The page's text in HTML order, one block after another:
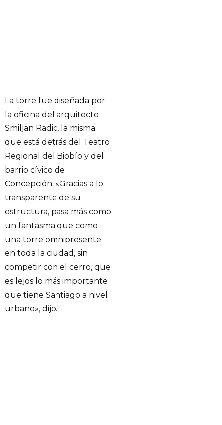
La torre fue diseñada por
la oficina del arquitecto
Smiljan Radic, la misma
que está detrás del Teatro
Regional del Biobío y del
barrio cívico de
Concepción. «Gracias a lo
transparente de su
estructura, pasa más como
un fantasma que como
una torre omnipresente
en toda la ciudad, sin
competir con el cerro, que
es lejos lo más importante
que tiene Santiago a nivel
urbano», dijo.